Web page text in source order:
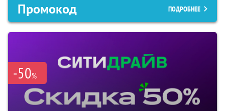
Промокод ПОДРОБНЕЕ
-50%